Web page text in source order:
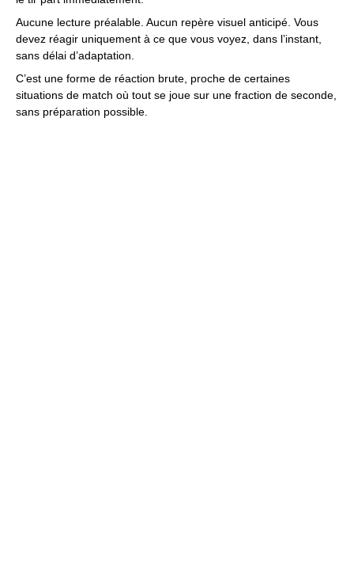
Aucune lecture préalable. Aucun repère visuel anticipé. Vous
devez réagir uniquement à ce que vous voyez, dans l’instant,
sans délai d’adaptation.
C’est une forme de réaction brute, proche de certaines
situations de match où tout se joue sur une fraction de seconde,
sans préparation possible.